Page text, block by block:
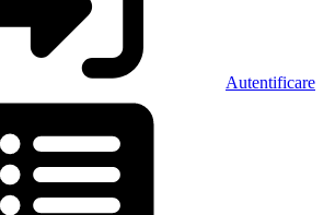
Autentificare